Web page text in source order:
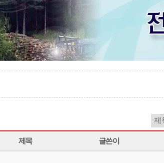
제목 글쓴이